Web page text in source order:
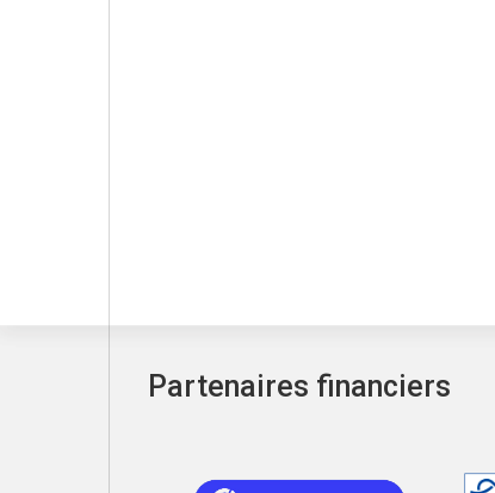
Partenaires financiers